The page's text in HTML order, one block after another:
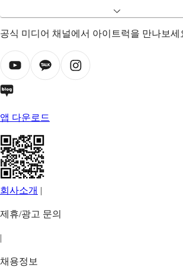
공식 미디어 채널에서 아이트럭을 만나보세
앱 다운로드
회사소개 |
제휴/광고 문의
|
채용정보